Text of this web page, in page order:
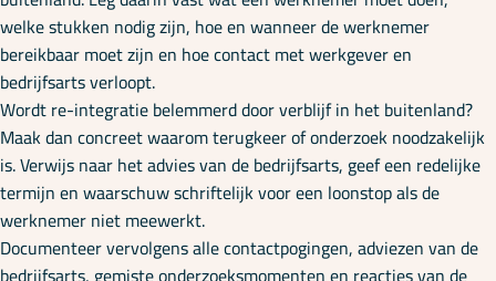
welke stukken nodig zijn, hoe en wanneer de werknemer
bereikbaar moet zijn en hoe contact met werkgever en
bedrijfsarts verloopt.
Wordt re-integratie belemmerd door verblijf in het buitenland?
Maak dan concreet waarom terugkeer of onderzoek noodzakelijk
is. Verwijs naar het advies van de bedrijfsarts, geef een redelijke
termijn en waarschuw schriftelijk voor een loonstop als de
werknemer niet meewerkt.
Documenteer vervolgens alle contactpogingen, adviezen van de